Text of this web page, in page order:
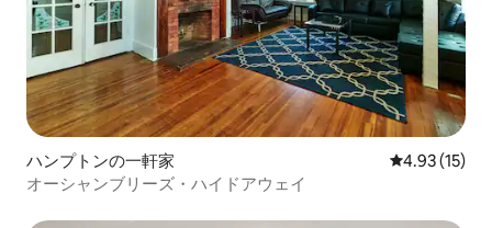
ハンプトンの一軒家 レビュー15
4.93 (15)
オーシャンブリーズ・ハイドアウェイ